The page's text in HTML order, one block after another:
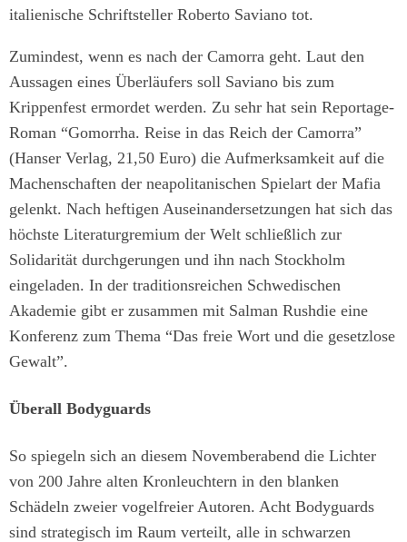
italienische Schriftsteller Roberto Saviano tot.
Zumindest, wenn es nach der Camorra geht. Laut den
Aussagen eines Überläufers soll Saviano bis zum
Krippenfest ermordet werden. Zu sehr hat sein Reportage-
Roman “Gomorrha. Reise in das Reich der Camorra”
(Hanser Verlag, 21,50 Euro) die Aufmerksamkeit auf die
Machenschaften der neapolitanischen Spielart der Mafia
gelenkt. Nach heftigen Auseinandersetzungen hat sich das
höchste Literaturgremium der Welt schließlich zur
Solidarität durchgerungen und ihn nach Stockholm
eingeladen. In der traditionsreichen Schwedischen
Akademie gibt er zusammen mit Salman Rushdie eine
Konferenz zum Thema “Das freie Wort und die gesetzlose
Gewalt”.
Überall Bodyguards
So spiegeln sich an diesem Novemberabend die Lichter
von 200 Jahre alten Kronleuchtern in den blanken
Schädeln zweier vogelfreier Autoren. Acht Bodyguards
sind strategisch im Raum verteilt, alle in schwarzen